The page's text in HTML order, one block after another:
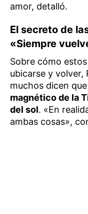
amor, detalló.
El secreto de
«Siempre
Sobre cómo
ubicarse y volver,
muchos dicen
magnético de la
del sol. «En
ambas cosas»,